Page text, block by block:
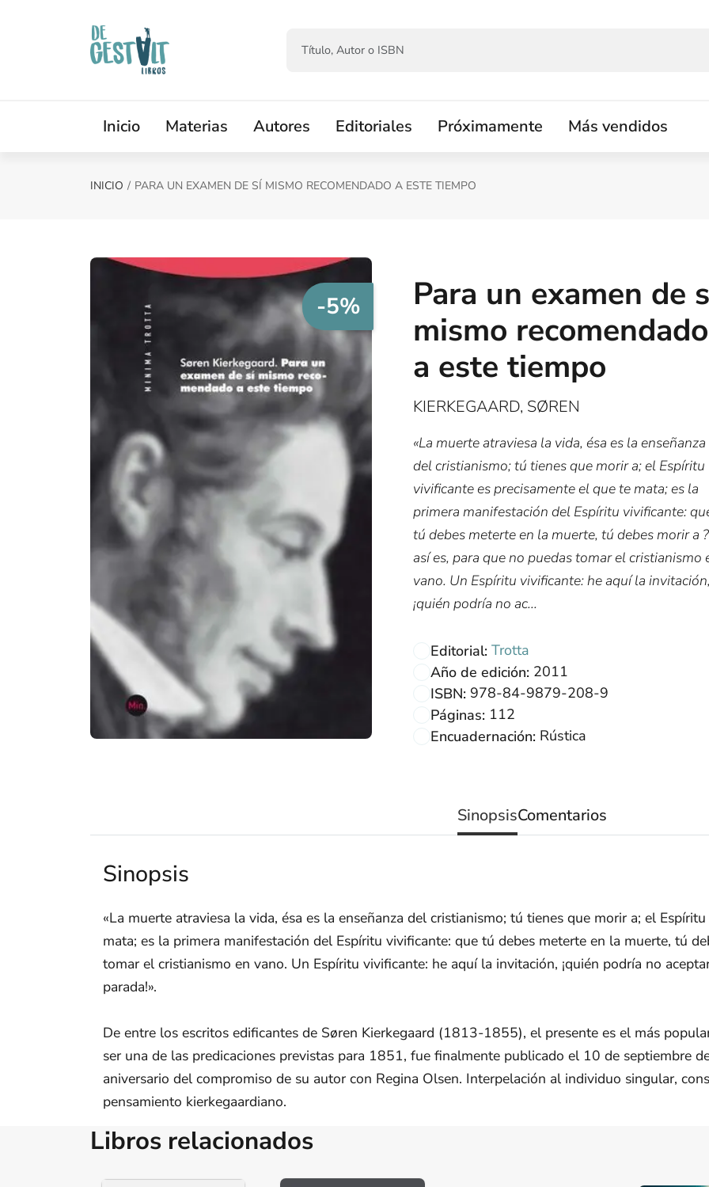
Inicio Materias Autores Editoriales Próximamente Más vendidos
INICIO PARA UN EXAMEN DE SÍ MISMO RECOMENDADO A ESTE TIEMPO
-5%
Para un examen de
mismo recomendado
a este tiempo
KIERKEGAARD, SØREN
«La muerte atraviesa la vida, ésa es la enseñanza
del cristianismo; tú tienes que morir a; el Espíritu
vivificante es precisamente el que te mata; es la
primera manifestación del Espíritu vivificante:
tú debes meterte en la muerte, tú debes morir a ?
así es, para que no puedas tomar el cristianismo
vano. Un Espíritu vivificante: he aquí la
¡quién podría no ac...
Editorial: Trotta
Año de edición: 2011
ISBN: 978-84-9879-208-9
Páginas: 112
Encuadernación: Rústica
SinopsisComentarios
Sinopsis
«La muerte atraviesa la vida, ésa es la enseñanza del cristianismo; tú tienes que morir a; el
mata; es la primera manifestación del Espíritu vivificante: que tú debes meterte en la muerte, tú
tomar el cristianismo en vano. Un Espíritu vivificante: he aquí la invitación, ¡quién podría no
parada!».
De entre los escritos edificantes de Søren Kierkegaard (1813-1855), el presente es el más
ser una de las predicaciones previstas para 1851, fue finalmente publicado el 10 de septiembre
aniversario del compromiso de su autor con Regina Olsen. Interpelación al individuo singular,
pensamiento kierkegaardiano.
Libros relacionados